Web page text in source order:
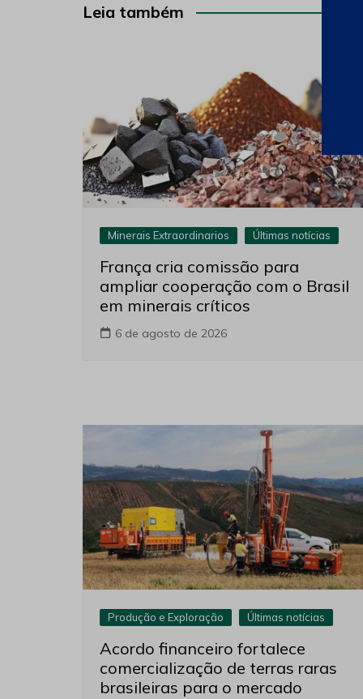
Post
Leia também
Minerais Extraordinarios Últimas notícias
França cria comissão para
ampliar cooperação com o Brasil
em minerais críticos
6 de agosto de 2026
Produção e Exploração Últimas notícias
Acordo financeiro fortalece
comercialização de terras raras
brasileiras para o mercado